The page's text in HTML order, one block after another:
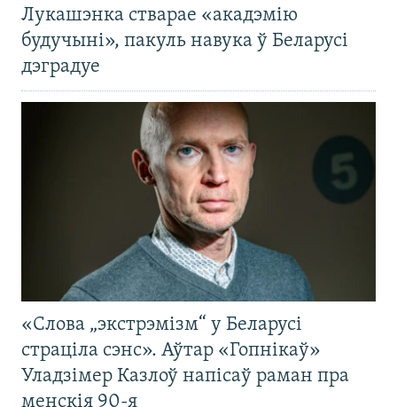
Лукашэнка стварае «акадэмію
будучыні», пакуль навука ў Беларусі
дэградуе
«Слова „экстрэмізм“ у Беларусі
страціла сэнс». Аўтар «Гопнікаў»
Уладзімер Казлоў напісаў раман пра
менскія 90-я